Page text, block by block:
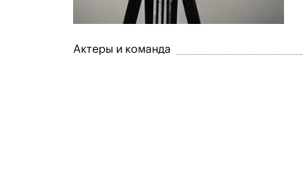
Актеры и команда